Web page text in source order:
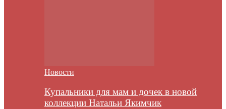
Новости
Купальники для мам и дочек в новой
коллекции Натальи Якимчик